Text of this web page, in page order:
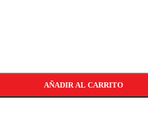
AÑADIR AL CARRITO